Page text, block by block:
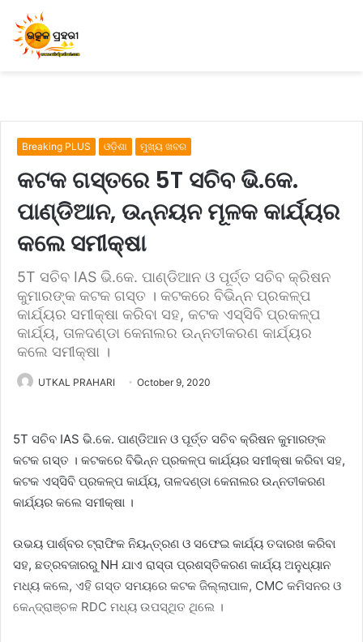
Breaking PLUS ଓଡ଼ିଶା ମୁଖ୍ୟ ଖବର
କଟକ ଗସ୍ତରେ 5T ସଚିବ ଭି.କେ.
ପାଣ୍ଡିଆନ, ଉନ୍ନୟନ ମୂଳକ କାର୍ଯ୍ୟର
କଲେ ସମୀକ୍ଷା
5T ସଚିବ IAS ଭି.କେ. ପାଣ୍ଡିଆନ ଓ ପୂର୍ତ୍ତ ସଚିବ କ୍ରିଷନ
କୁମାରଙ୍କ କଟକ ଗସ୍ତ । କଟକରେ ବିଭିନ୍ନ ପ୍ରକଳ୍ପ
କାର୍ଯ୍ୟର ସମୀକ୍ଷା କରିବା ସହ, କଟକ ଏସ୍‌ସିବି ପ୍ରକଳ୍ପ
କାର୍ଯ୍ୟ, ତାଳଦଣ୍ଡା କେନାଲର ଉନ୍ନତୀକରଣ କାର୍ଯ୍ୟର
କଲେ ସମୀକ୍ଷା ।
UTKAL PRAHARI October 9, 2020
5T ସଚିବ IAS ଭି.କେ. ପାଣ୍ଡିଆନ ଓ ପୂର୍ତ୍ତ ସଚିବ କ୍ରିଷନ କୁମାରଙ୍କ
କଟକ ଗସ୍ତ । କଟକରେ ବିଭିନ୍ନ ପ୍ରକଳ୍ପ କାର୍ଯ୍ୟର ସମୀକ୍ଷା କରିବା ସହ,
କଟକ ଏସ୍‌ସିବି ପ୍ରକଳ୍ପ କାର୍ଯ୍ୟ, ତାଳଦଣ୍ଡା କେନାଲର ଉନ୍ନତୀକରଣ
କାର୍ଯ୍ୟର କଲେ ସମୀକ୍ଷା ।
ଉଭୟ ପାର୍ଶ୍ବର ଟ୍ରାଫିକ ନିୟନ୍ତ୍ରଣ ଓ ସଫେଇ କାର୍ଯ୍ୟ ତଦାରଖ କରିବା
ସହ, ଛତ୍ରବଜାରରୁ NH ଯାଏ ରାସ୍ତା ପ୍ରଶସ୍ତିକରଣ କାର୍ଯ୍ୟ ଅନୁଧ୍ୟାନ
ମଧ୍ୟ କଲେ, ଏହି ଗସ୍ତ ସମୟରେ କଟକ ଜିଲ୍ଲାପାଳ, CMC କମିସନର ଓ
କେନ୍ଦ୍ରାଞ୍ଚଳ RDC ମଧ୍ୟ ଉପସ୍ଥିତ ଥିଲେ ।